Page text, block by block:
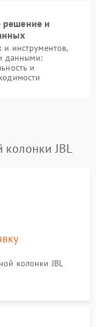
и
инструментов,
данными:
и
колонки JBL
колонки JBL